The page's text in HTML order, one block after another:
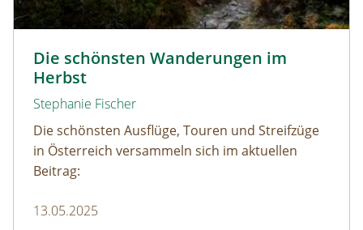
Die schönsten Wanderungen im
Herbst
Stephanie Fischer
Die schönsten Ausflüge, Touren und Streifzüge
in Österreich versammeln sich im aktuellen
Beitrag:
13.05.2025